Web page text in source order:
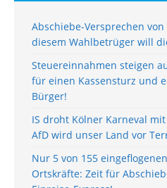
Abschiebe-Versprechen
diesem Wahlbetrüger will
Steuereinnahmen steigen
für einen Kassensturz und
Bürger!
IS droht Kölner Karneval
AfD wird unser Land vor
Nur 5 von 155
Ortskräfte: Zeit für